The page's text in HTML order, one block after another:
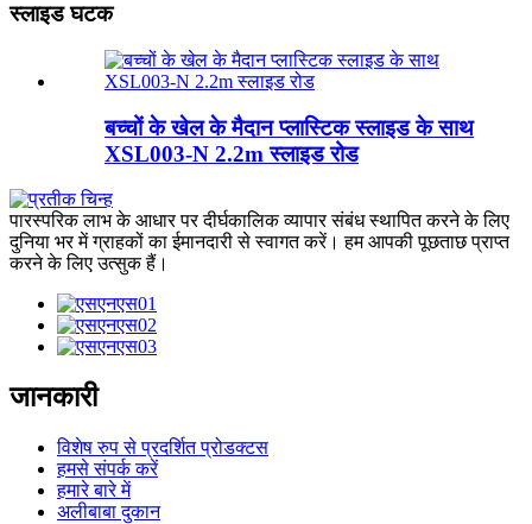
स्लाइड घटक
बच्चों के खेल के मैदान प्लास्टिक स्लाइड के साथ
XSL003-N 2.2m स्लाइड रोड
पारस्परिक लाभ के आधार पर दीर्घकालिक व्यापार संबंध स्थापित करने के लिए
दुनिया भर में ग्राहकों का ईमानदारी से स्वागत करें। हम आपकी पूछताछ प्राप्त
करने के लिए उत्सुक हैं।
जानकारी
विशेष रुप से प्रदर्शित प्रोडक्टस
हमसे संपर्क करें
हमारे बारे में
अलीबाबा दुकान